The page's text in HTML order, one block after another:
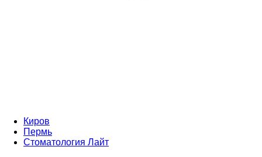
Киров
Пермь
Стоматология Лайт